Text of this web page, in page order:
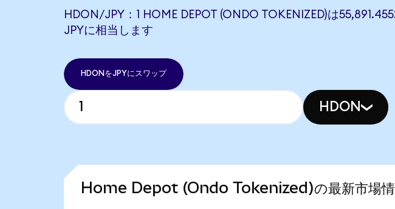
HDON/JPY：1 HOME DEPOT (ONDO TOKENIZED)は
JPYに相当します
HDONをJPYにスワップ
HDON
Home Depot (Ondo Tokenized)の最新市場